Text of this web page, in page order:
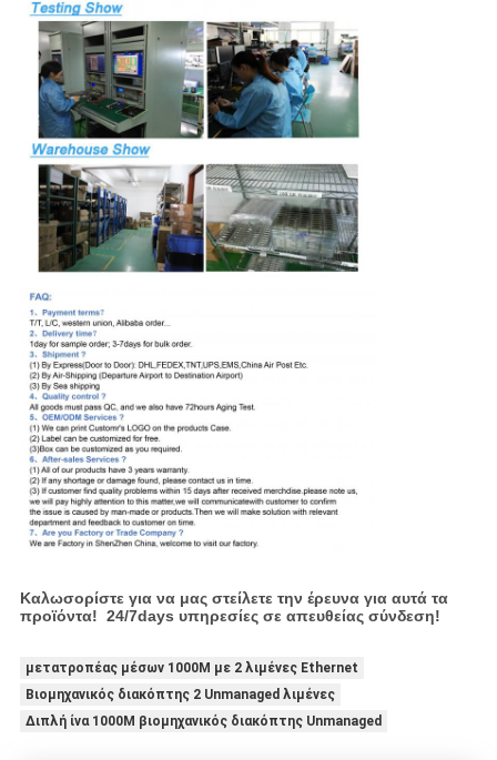
Καλωσορίστε για να μας στείλετε την έρευνα για αυτά τα
προϊόντα! 24/7days υπηρεσίες σε απευθείας σύνδεση!
μετατροπέας μέσων 1000M με 2 λιμένες Ethernet
Βιομηχανικός διακόπτης 2 Unmanaged λιμένες
Διπλή ίνα 1000M βιομηχανικός διακόπτης Unmanaged